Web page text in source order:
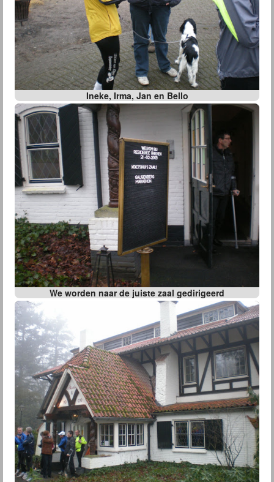
Ineke, Irma, Jan en Bello
We worden naar de juiste zaal gedirigeerd